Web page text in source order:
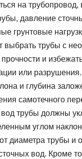
на трубопровод,
давление
грунтовые
выбрать трубы с
и
или разрушения.
и глубина
самотечного
трубы должны
углом
диаметра трубы и
вод. Кроме